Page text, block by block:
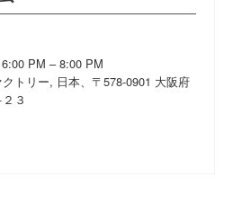
PM – 8:00 PM
トリー, 日本、〒578-0901 大阪府
３